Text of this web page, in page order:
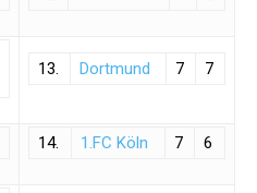
13. Dortmund 7 7
14. 1.FC Köln 7 6